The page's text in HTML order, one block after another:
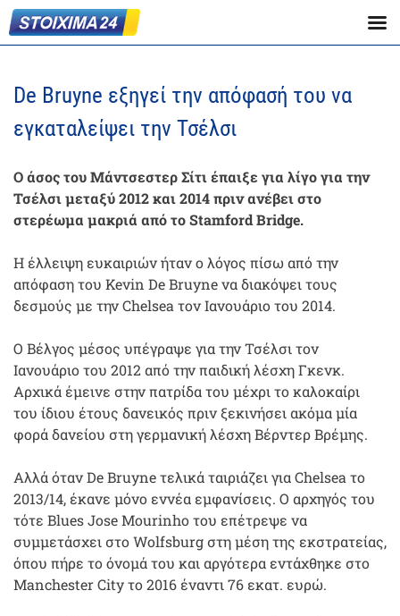
De Bruyne εξηγεί την απόφασή του να
εγκαταλείψει την Τσέλσι
Ο άσος του Μάντσεστερ Σίτι έπαιξε για λίγο για την
Τσέλσι μεταξύ 2012 και 2014 πριν ανέβει στο
στερέωμα μακριά από το Stamford Bridge.
Η έλλειψη ευκαιριών ήταν ο λόγος πίσω από την
απόφαση του Kevin De Bruyne να διακόψει τους
δεσμούς με την Chelsea τον Ιανουάριο του 2014.
Ο Βέλγος μέσος υπέγραψε για την Τσέλσι τον
Ιανουάριο του 2012 από την παιδική λέσχη Γκενκ.
Αρχικά έμεινε στην πατρίδα του μέχρι το καλοκαίρι
του ίδιου έτους δανεικός πριν ξεκινήσει ακόμα μία
φορά δανείου στη γερμανική λέσχη Βέρντερ Βρέμης.
Αλλά όταν De Bruyne τελικά ταιριάζει για Chelsea το
2013/14, έκανε μόνο εννέα εμφανίσεις. Ο αρχηγός του
τότε Blues Jose Mourinho του επέτρεψε να
συμμετάσχει στο Wolfsburg στη μέση της εκστρατείας,
όπου πήρε το όνομά του και αργότερα εντάχθηκε στο
Manchester City το 2016 έναντι 76 εκατ. ευρώ.